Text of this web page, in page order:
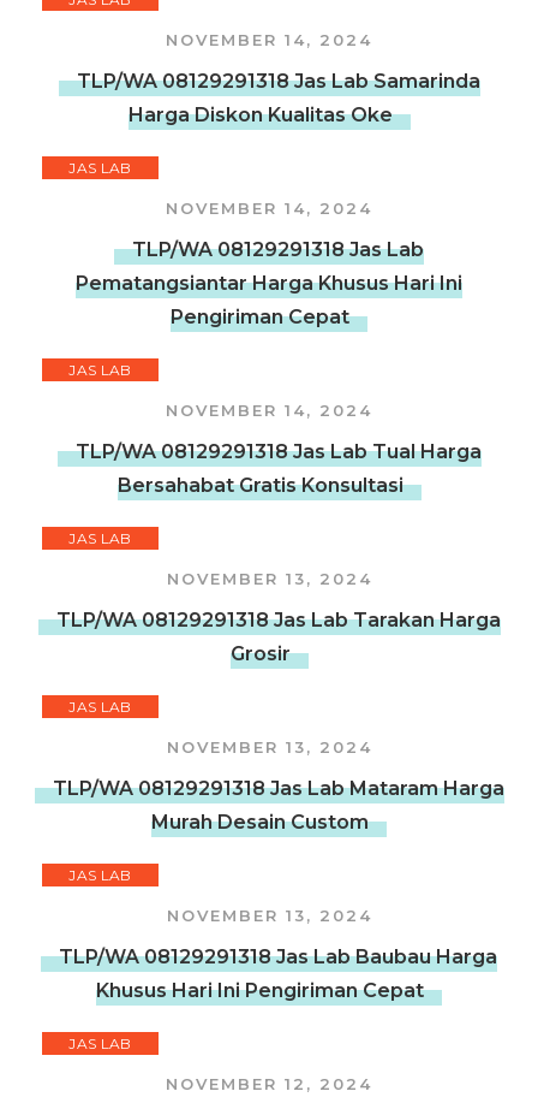
NOVEMBER 14, 2024
TLP/WA 08129291318 Jas Lab Samarinda
Harga Diskon Kualitas Oke
JAS LAB
NOVEMBER 14, 2024
TLP/WA 08129291318 Jas Lab
Pematangsiantar Harga Khusus Hari Ini
Pengiriman Cepat
JAS LAB
NOVEMBER 14, 2024
TLP/WA 08129291318 Jas Lab Tual Harga
Bersahabat Gratis Konsultasi
JAS LAB
NOVEMBER 13, 2024
TLP/WA 08129291318 Jas Lab Tarakan Harga
Grosir
JAS LAB
NOVEMBER 13, 2024
TLP/WA 08129291318 Jas Lab Mataram Harga
Murah Desain Custom
JAS LAB
NOVEMBER 13, 2024
TLP/WA 08129291318 Jas Lab Baubau Harga
Khusus Hari Ini Pengiriman Cepat
JAS LAB
NOVEMBER 12, 2024